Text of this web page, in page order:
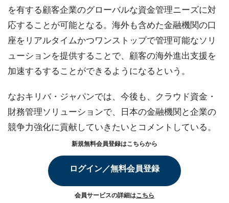
を有する顧客企業のグローバルな資金管理ニーズに対
応することが可能となる。海外も含めた金融機関の口
座をリアルタイムかつワンストップで管理可能なソリ
ューションを提供することで、顧客の海外進出支援を
加速するすることができるようになるという。
なおキリバ・ジャパンでは、今後も、クラウド資金・
財務管理ソリューションで、日本の金融機関と企業の
競争力強化に貢献していきたいとコメントしている。
新規無料会員登録はこちらから
ログイン／無料会員登録
会員サービスの詳細はこちら